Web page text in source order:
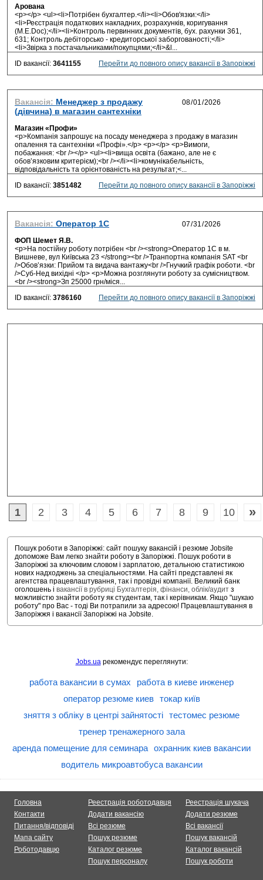
Арована
<p></p> <ul><li>Потрібен бухгалтер.</li><li>Обов'язки:</li>
<li>Реєстрація податкових накладних, розрахунків, коригування
(M.E.Doc);</li><li>Контроль первинних документів, бух. рахунки 361,
631; Контроль дебіторсько - кредиторської заборгованості;</li>
<li>Звірка з постачальниками/покупцями;</li>&l...
ID вакансії: 3641155 Перейти до повного опису вакансії в Запоріжжі
Вакансія: Менеджер з продажу
(дівчина) в магазин сантехніки
Магазин «Профи»
<p>Компанія запрошує на посаду менеджера з продажу в магазин
опалення та сантехніки «Профі».</p> <p></p> <p>Вимоги,
побажання: <br /></p> <ul><li>вища освіта (бажано, але не є
обов’язковим критерієм);<br /></li><li>комунікабельність,
відповідальність та орієнтованість на результат;<...
ID вакансії: 3851482 Перейти до повного опису вакансії в Запоріжжі
Вакансія: Оператор 1С
ФОП Шемет Я.В.
<p>На постійну роботу потрібен <br /><strong>Оператор 1С в м.
Вишневе, вул Київська 23 </strong><br />Транпортна компанія SAT <br
/>Обов’язки: Прийом та видача вантажу<br />Гнучкий графік роботи. <br
/>Суб-Нед вихідні </p> <p>Можна розглянути роботу за сумісництвом.
<br /><strong>Зп 25000 грн/міся...
ID вакансії: 3786160 Перейти до повного опису вакансії в Запоріжжі
1 2 3 4 5 6 7 8 9 10 »
Пошук роботи в Запоріжжі: сайт пошуку вакансій і резюме Jobsite
допоможе Вам легко знайти роботу в Запоріжжі. Пошук роботи в
Запоріжжі за ключовим словом і зарплатою, детальною статистикою
нових надходжень за спеціальностями. На сайті представлені як
агентства працевлаштування, так і провідні компанії. Великий банк
оголошень і вакансії в рубриці Бухгалтерія, фінанси, облік/аудит з
можливістю знайти роботу як студентам, так і керівникам. Якщо "шукаю
роботу" про Вас - тоді Ви потрапили за адресою! Працевлаштування в
Запоріжжя і вакансії Запоріжжі на Jobsite.
Jobs.uaрекомендує переглянути:
работа вакансии в сумах
работа в киеве инженер
оператор резюме киев
токар київ
зняття з обліку в центрі зайнятості тестомес резюме
тренер тренажерного зала
аренда помещение для семинара охранник киев вакансии
водитель микроавтобуса вакансии
Головна
Контакти
Питання/відповіді
Мапа сайту
Роботодавцю
Реестрація роботодавця
Додати вакансію
Всі резюме
Пошук резюме
Каталог резюме
Пошук персоналу
Реестрація шукача
Додати резюме
Всі вакансії
Пошук вакансій
Каталог вакансій
Пошук роботи